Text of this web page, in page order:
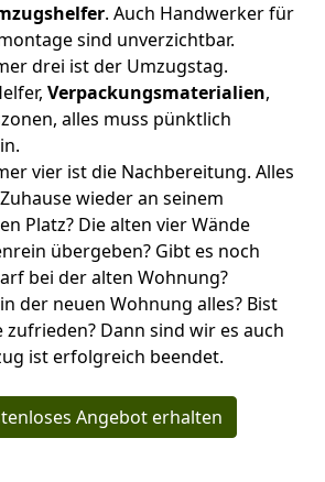
. Auch Handwerker für
sind unverzichtbar.
drei ist der Umzugstag.
Verpackungsmaterialien,
alles muss pünktlich
vier ist die Nachbereitung. Alles
wieder an seinem
Platz? Die alten vier Wände
übergeben? Gibt es noch
bei der alten Wohnung?
der neuen Wohnung alles? Bist
zufrieden? Dann sind wir es auch
ist erfolgreich beendet.
Angebot erhalten